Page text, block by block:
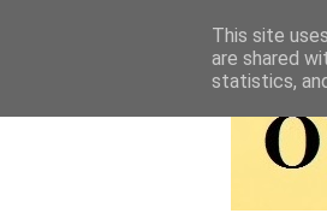
This site
are shared
statistics,